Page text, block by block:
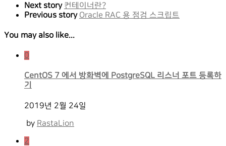
Next story 컨테이너란?
Previous story Oracle RAC 용 점검 스크립트
You may also like...
0
CentOS 7 에서 방화벽에 PostgreSQL 리스너 포트 등록하
기
2019년 2월 24일
by RastaLion
2